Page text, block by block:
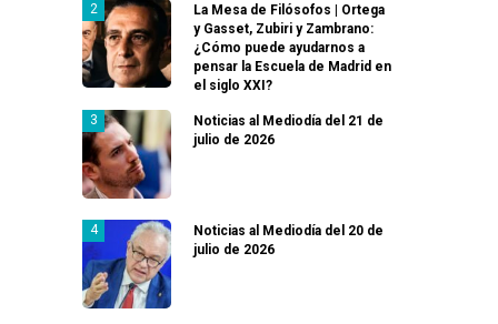
La Mesa de Filósofos | Ortega
y Gasset, Zubiri y Zambrano:
¿Cómo puede ayudarnos a
pensar la Escuela de Madrid en
el siglo XXI?
Noticias al Mediodía del 21 de
julio de 2026
Noticias al Mediodía del 20 de
julio de 2026